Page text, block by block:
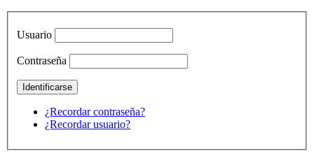
Usuario
Contraseña
¿Recordar contraseña?
¿Recordar usuario?